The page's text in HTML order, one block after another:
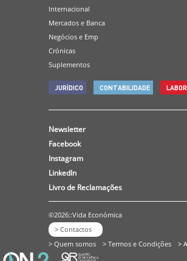
Internacional
Mercados e Banca
Negócios e Emp
Crónicas
Suplementos
JURÍDICO CONTABILIDADE
Newsletter
Facebook
Instagram
LinkedIn
Livro de Reclamações
©2026::Vida Económica
> Contactos
> Quem somos
> Termos e Condições >